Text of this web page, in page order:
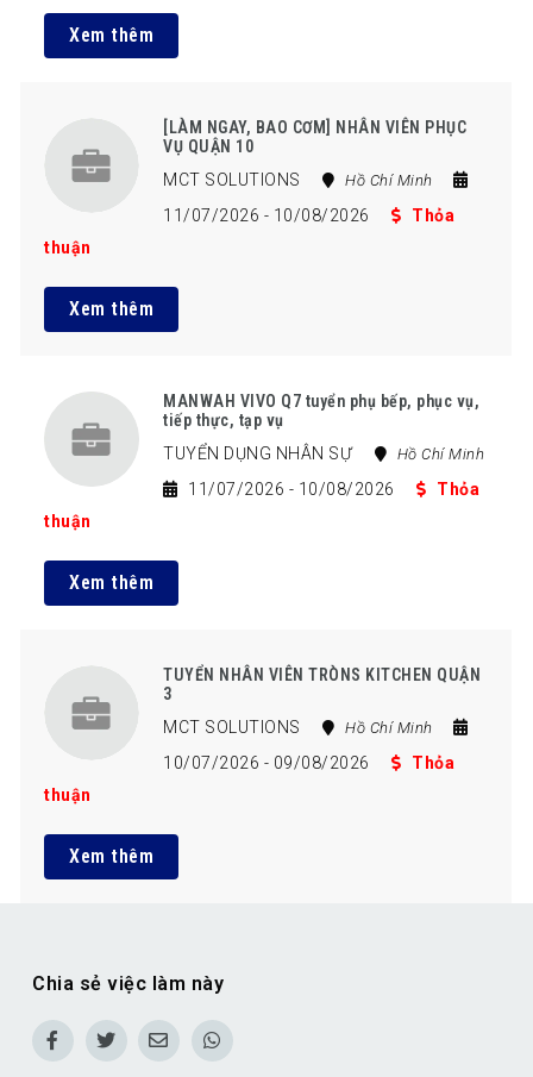
Xem thêm
[LÀM NGAY, BAO CƠM] NHÂN VIÊN PHỤC
VỤ QUẬN 10
MCT SOLUTIONS
Hồ Chí Minh
11/07/2026 - 10/08/2026
Thỏa
thuận
Xem thêm
MANWAH VIVO Q7 tuyển phụ bếp, phục vụ,
tiếp thực, tạp vụ
TUYỂN DỤNG NHÂN SỰ
Hồ Chí Minh
11/07/2026 - 10/08/2026
Thỏa
thuận
Xem thêm
TUYỂN NHÂN VIÊN TRÒNS KITCHEN QUẬN
3
MCT SOLUTIONS
Hồ Chí Minh
10/07/2026 - 09/08/2026
Thỏa
thuận
Xem thêm
Chia sẻ việc làm này